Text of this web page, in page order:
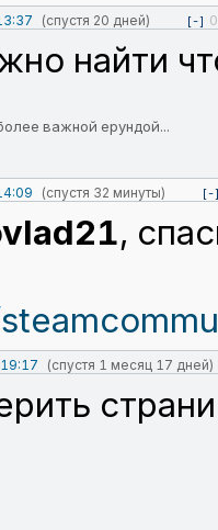
(спустя 20 дней) [-] 0
найти
важной ерундой...
(спустя 32 минуты) [-
,
(спустя 1 месяц 17 дней)